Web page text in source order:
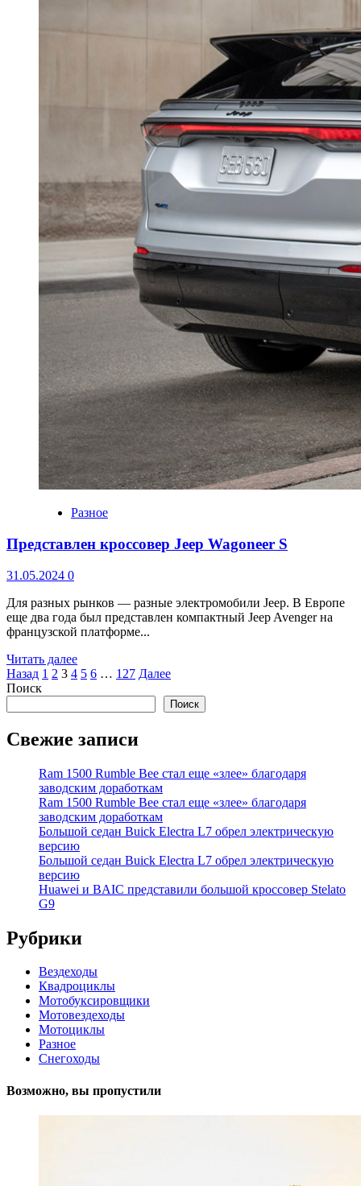
Разное
Представлен кроссовер Jeep Wagoneer S
31.05.2024 0
Для разных рынков — разные электромобили Jeep. В Европе
еще два года был представлен компактный Jeep Avenger на
французской платформе...
Читать далее
Пагинация
записей
Назад 1 2 3 4 5 6 … 127 Далее
Поиск
Поиск
Свежие записи
Ram 1500 Rumble Bee стал еще «злее» благодаря
заводским доработкам
Ram 1500 Rumble Bee стал еще «злее» благодаря
заводским доработкам
Большой седан Buick Electra L7 обрел электрическую
версию
Большой седан Buick Electra L7 обрел электрическую
версию
Huawei и BAIC представили большой кроссовер Stelato
G9
Рубрики
Вездеходы
Квадроциклы
Мотобуксировщики
Мотовездеходы
Мотоциклы
Разное
Снегоходы
Возможно, вы пропустили